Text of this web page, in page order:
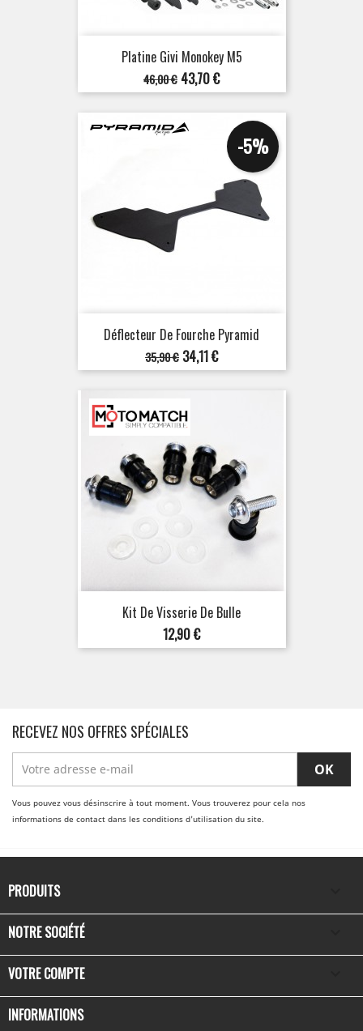
Platine Givi Monokey M5
Prix
de
base
46,00 € Prix
43,70 €
Déflecteur De Fourche Pyramid
Prix
de
35,90 €
-5%
Prix
34,11 €
Kit De Visserie De Bulle
Prix
12,90 €
RECEVEZ NOS OFFRES SPÉCIALES
Vous pouvez vous désinscrire à tout moment. Vous trouverez pour cela nos
informations de contact dans les conditions d'utilisation du site.
PRODUITS
NOTRE SOCIÉTÉ
VOTRE COMPTE
INFORMATIONS